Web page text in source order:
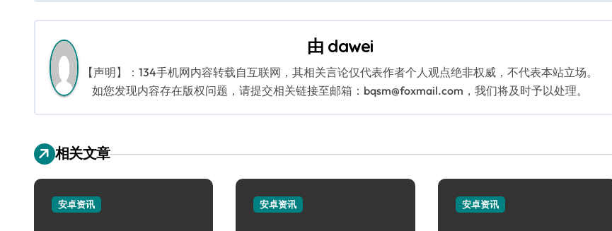
导
航
由 dawei
【声明】：134手机网内容转载自互联网，其相关言论仅代表作者个人观点绝非权威，不代表本站立场。
如您发现内容存在版权问题，请提交相关链接至邮箱：bqsm@foxmail.com，我们将及时予以处理。
相关文章
安卓资讯 安卓资讯 安卓资讯